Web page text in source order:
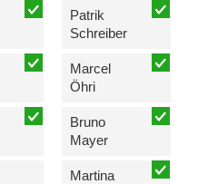
Patrik
Schreiber
Marcel
Öhri
Bruno
Mayer
Martina